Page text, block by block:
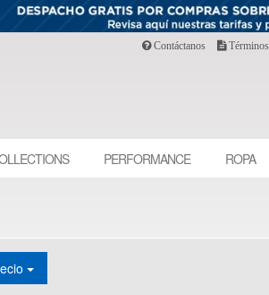
Contáctanos
PERFORMANCE ROPA